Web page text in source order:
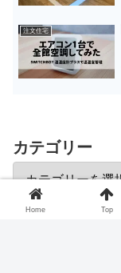
注文住宅
カテゴリー
Home Top